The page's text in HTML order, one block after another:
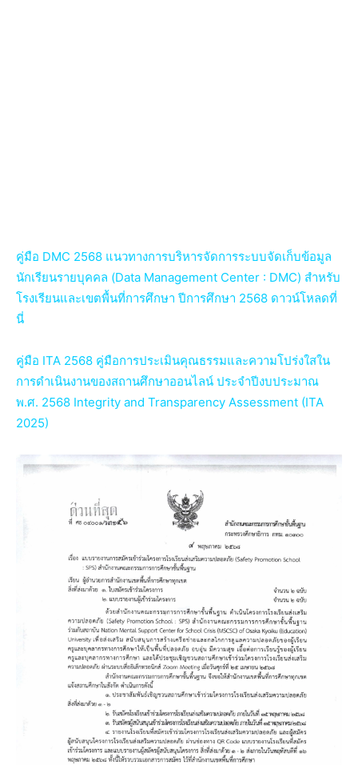
คู่มือ DMC 2568 แนวทางการบริหารจัดการระบบจัดเก็บข้อมูล
นักเรียนรายบุคคล (Data Management Center : DMC) สำหรับ
โรงเรียนและเขตพื้นที่การศึกษา ปีการศึกษา 2568 ดาวน์โหลดที่
นี่
คู่มือ ITA 2568 คู่มือการประเมินคุณธรรมและความโปร่งใสใน
การดำเนินงานของสถานศึกษาออนไลน์ ประจำปีงบประมาณ
พ.ศ. 2568 Integrity and Transparency Assessment (ITA
2025)